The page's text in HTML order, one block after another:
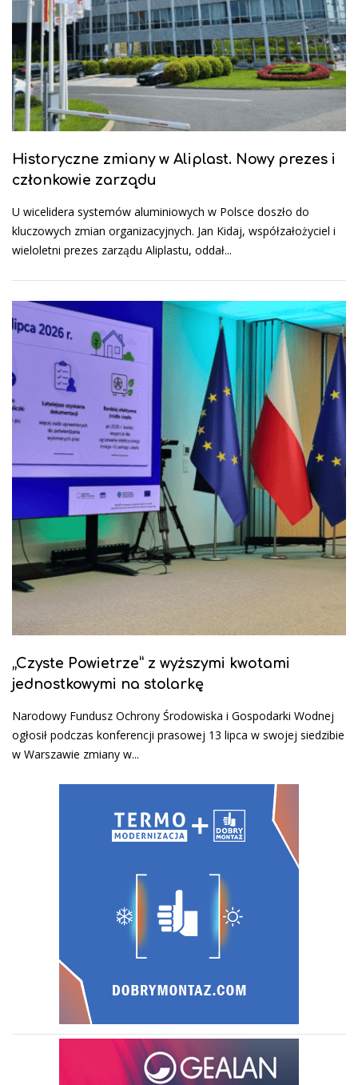
Historyczne zmiany w Aliplast. Nowy prezes i
członkowie zarządu
U wicelidera systemów aluminiowych w Polsce doszło do
kluczowych zmian organizacyjnych. Jan Kidaj, współzałożyciel i
wieloletni prezes zarządu Aliplastu, oddał...
„Czyste Powietrze” z wyższymi kwotami
jednostkowymi na stolarkę
Narodowy Fundusz Ochrony Środowiska i Gospodarki Wodnej
ogłosił podczas konferencji prasowej 13 lipca w swojej siedzibie
w Warszawie zmiany w...